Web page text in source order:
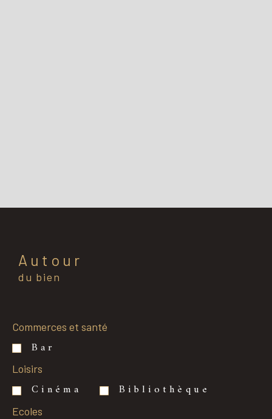
Autour
du bien
Commerces et santé
Bar
Loisirs
Cinéma Bibliothèque
Ecoles